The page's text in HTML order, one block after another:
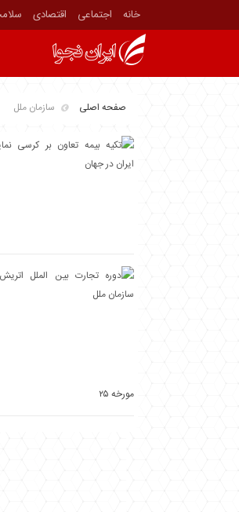
خانه اجتماعی اقتصادی
صفحه اصلی سازمان ملل
مورخه ۲۵